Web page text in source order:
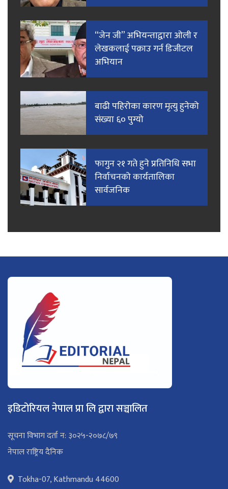
“जेन जी” अभियन्ताद्वारा ओली र
लेखकलाई पक्राउ गर्न डिजीटल
अभियान
बाढी पहिरोका कारण मृत्यु हुनेको
संख्या ६० पुग्यो
फागुन २१ गते हुने प्रतिनिधि सभा
निर्वाचनको कार्यतालिका
सार्वजनिक
इडिटोरियल नेपाल प्रा लि द्वारा सञ्चालित
सूचना विभाग दर्ता न: ३०२५-२०७८/७९
नेपाल राष्ट्रिय दैनिक
Tokha-07, Kathmandu 44600